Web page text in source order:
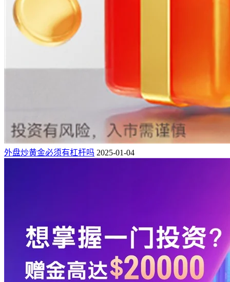
外盘炒黄金必须有杠杆吗 2025-01-04